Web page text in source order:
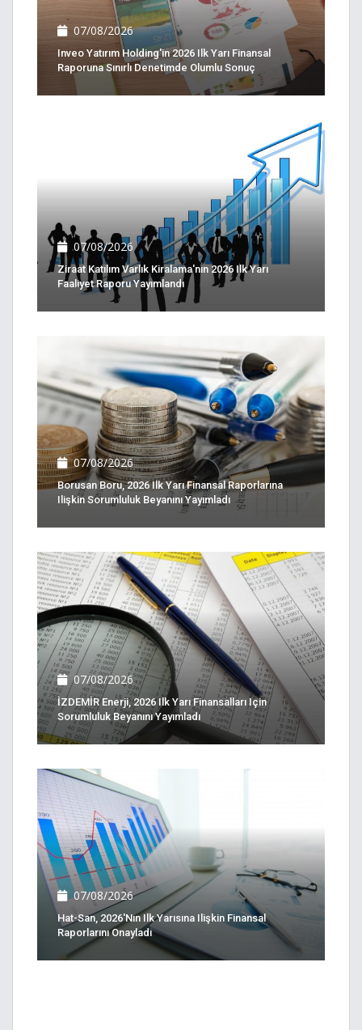
07/08/2026
Inveo Yatırım Holding'in 2026 Ilk Yarı Finansal
Raporuna Sınırlı Denetimde Olumlu Sonuç
07/08/2026
Ziraat Katılım Varlık Kiralama'nın 2026 Ilk Yarı
Faaliyet Raporu Yayımlandı
07/08/2026
Borusan Boru, 2026 Ilk Yarı Finansal Raporlarına
Ilişkin Sorumluluk Beyanını Yayımladı
07/08/2026
İZDEMİR Enerji, 2026 Ilk Yarı Finansalları Için
Sorumluluk Beyanını Yayımladı
07/08/2026
Hat-San, 2026'nın Ilk Yarısına Ilişkin Finansal
Raporlarını Onayladı